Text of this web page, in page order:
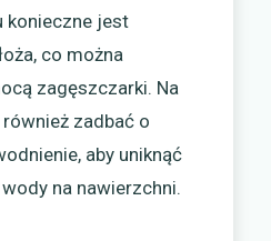
konieczne jest
co można
zagęszczarki. Na
zadbać o
aby uniknąć
na nawierzchni.